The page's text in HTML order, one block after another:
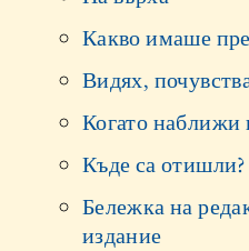
Какво имаше
Видях,
Когато наближи
Къде са отишли?
Бележка на
издание